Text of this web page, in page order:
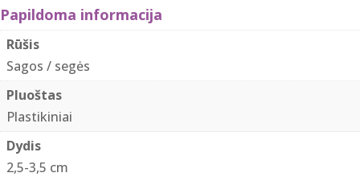
plastikinė
2,5
cm
tamsiai
mėlyna
Papildoma informacija
Rūšis
Sagos / segės
Pluoštas
Plastikiniai
Dydis
2,5-3,5 cm